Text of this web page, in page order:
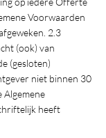
Voorwaarden
2.3
(ook) van
(gesloten)
niet binnen 30
Algemene
heeft